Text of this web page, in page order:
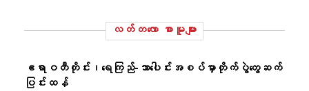
လတ်တ‌လော စာမူများ
ဧရာဝတီတိုင်း၊ရေကြည်-သာ​ပေါင်းအစပ်မှာတိုက်ပွဲတွေဆက်
ပြင်းထန်